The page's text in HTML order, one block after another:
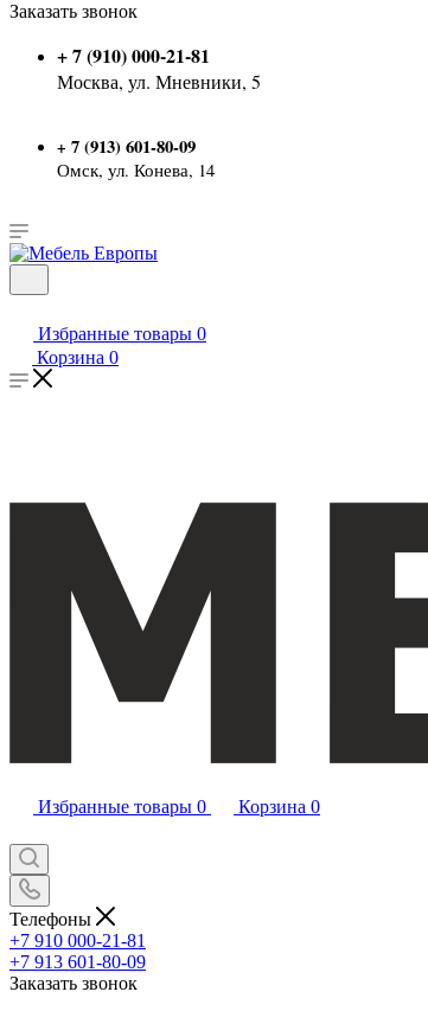
Заказать звонок
+ 7 (910) 000-21-81
Москва, ул. Мневники, 5
+ 7 (913) 601-80-09
Омск, ул. Конева, 14
Избранные товары 0
Корзина 0
Избранные товары 0 Корзина 0
Телефоны
+7 910 000-21-81
+7 913 601-80-09
Заказать звонок